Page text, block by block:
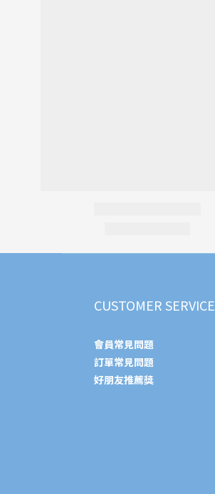
CUSTOMER SERVICE
會員常見問題
訂單常見問題
好朋友推薦獎